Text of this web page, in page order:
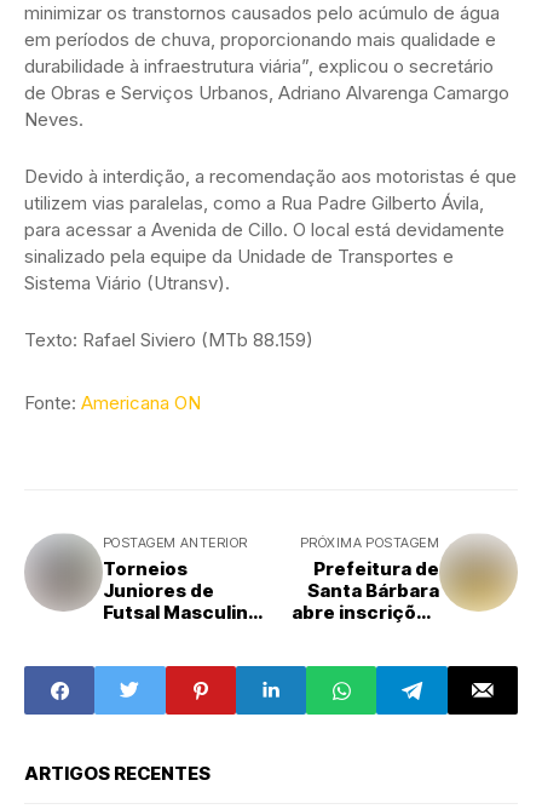
minimizar os transtornos causados pelo acúmulo de água
em períodos de chuva, proporcionando mais qualidade e
durabilidade à infraestrutura viária”, explicou o secretário
de Obras e Serviços Urbanos, Adriano Alvarenga Camargo
Neves.
Devido à interdição, a recomendação aos motoristas é que
utilizem vias paralelas, como a Rua Padre Gilberto Ávila,
para acessar a Avenida de Cillo. O local está devidamente
sinalizado pela equipe da Unidade de Transportes e
Sistema Viário (Utransv).
Texto: Rafael Siviero (MTb 88.159)
Fonte: Americana ON
POSTAGEM ANTERIOR
Torneios
Juniores de
Futsal Masculino
nesta terça-feira
(30)
PRÓXIMA POSTAGEM
Prefeitura de
Santa Bárbara
abre inscrições
atividades
gratuitas para
crianças da Rede
ARTIGOS RECENTES